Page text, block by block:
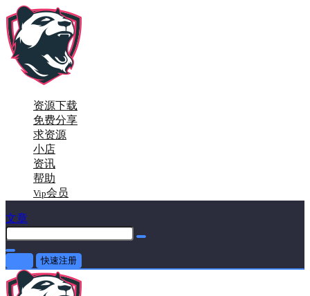
资源下载
免费分享
求资源
小店
资讯
帮助
Vip会员
文章
快速注册